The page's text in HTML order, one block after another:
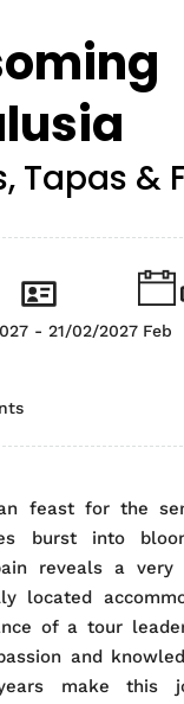
Tapas &
- 21/02/2027 Feb
feast for the
burst into
reveals a
located
of a tour
and
make this